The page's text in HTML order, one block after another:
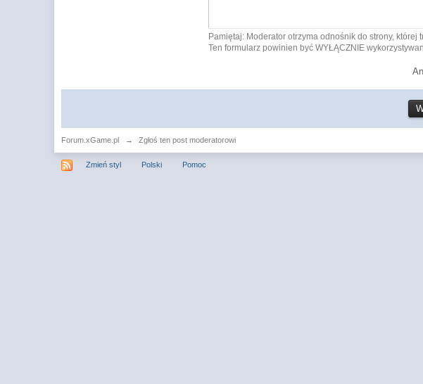
Pamiętaj: Moderator otrzyma odnośnik do strony, której
Ten formularz powinien być WYŁĄCZNIE
Forum.xGame.pl → Zgłoś ten post moderatorowi
Zmień styl Polski Pomoc